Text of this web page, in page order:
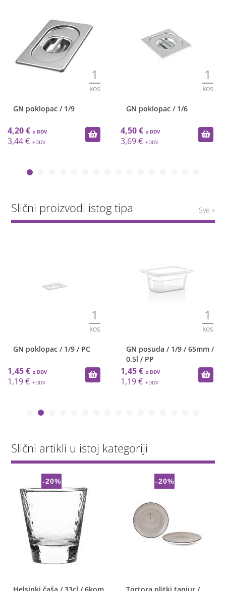
1
kos
GN poklopac / 1/9
4,20 €
3,44 €
1
kos
GN poklopac / 1/6
4,50 €
3,69 €
Slični proizvodi istog tipa Sve »
1
kos
GN poklopac / 1/9 / PC
1,45 €
1,19 €
1
kos
GN posuda / 1/9 / 65mm /
0,5l / PP
1,45 €
1,19 €
Slični artikli u istoj kategoriji
-20% -20%